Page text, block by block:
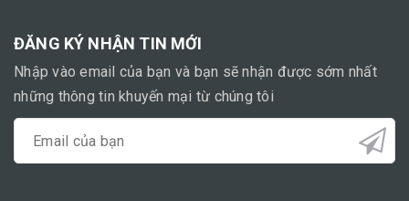
ĐĂNG KÝ NHẬN TIN MỚI
Nhập vào email của bạn và bạn sẽ nhận được sớm nhất
những thông tin khuyến mại từ chúng tôi